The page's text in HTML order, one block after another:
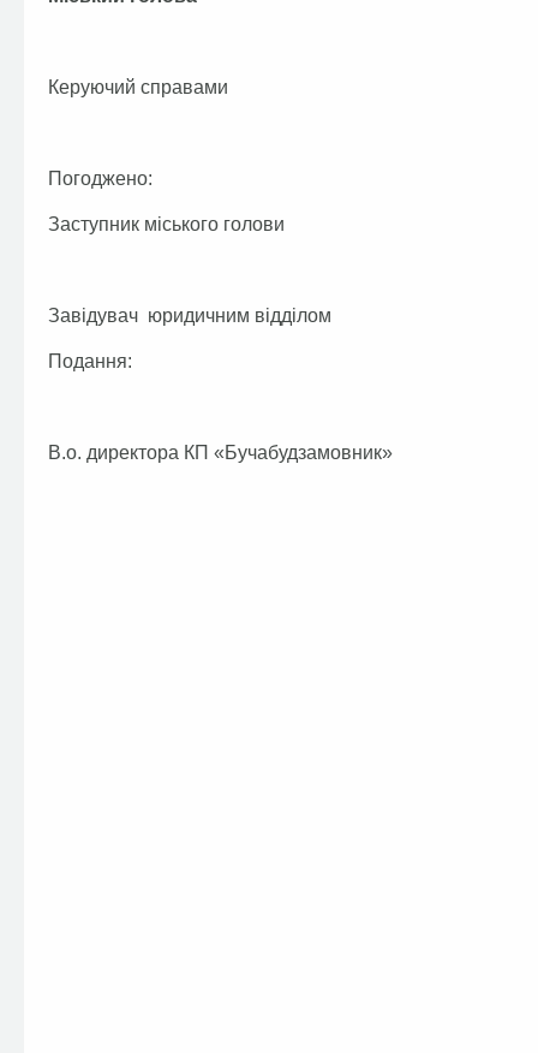
Керуючий справами
Погоджено:
Заступник міського голови
Завідувач юридичним відділом
Подання:
В.о. директора КП